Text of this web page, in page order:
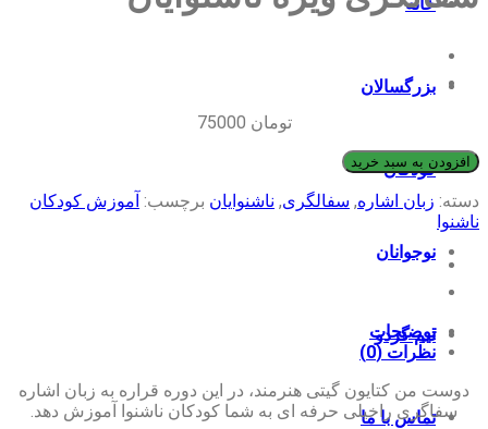
بزرگسالان
کودکان
نوجوانان
تیم گردو
تماس با ما
تومان
افزودن به سبد خرید
دسته: زبان اشاره, سفالگری, ناشنوایان برچسب: آموزش کودکان
ناشنوا
توضیحات
نظرات (0)
دوست من کتایون گیتی هنرمند، در این دوره قراره به زبان اشاره
سفاگری راخیلی حرفه ای به شما کودکان ناشنوا آموزش دهد.